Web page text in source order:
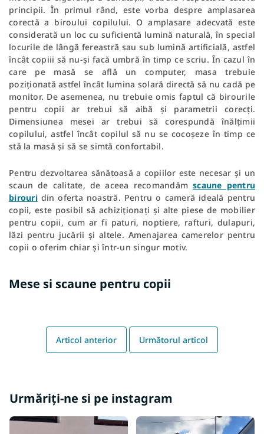
principii. În primul rând, este vorba despre amplasarea
corectă a biroului copilului. O amplasare adecvată este
considerată un loc cu suficientă lumină naturală, în special
locurile de lângă fereastră sau sub lumină artificială, astfel
încât copiii să nu-și facă umbră în timp ce scriu. În cazul în
care pe masă se află un computer, masa trebuie
poziționată astfel încât lumina solară directă să nu cadă pe
monitor. De asemenea, nu trebuie omis faptul că birourile
pentru copii ar trebui să aibă și parametrii corecți.
Dimensiunea mesei ar trebui să corespundă înălțimii
copilului, astfel încât copilul să nu se cocoșeze în timp ce
stă la masă și să se simtă confortabil.
Pentru dezvoltarea sănătoasă a copiilor este necesar și un
scaun de calitate, de aceea recomandămscaune pentru
birouridin oferta noastră. Pentru o cameră ideală pentru
copii, este posibil să achiziționați și alte piese de mobilier
pentru copii, cum ar fi paturi, noptiere, rafturi, dulapuri,
lăzi pentru jucării și altele. Amenajarea camerelor pentru
copii o oferim chiar și într-un singur motiv.
Mese si scaune pentru copii
Articol anterior Următorul articol
Urmăriți-ne si pe instagram